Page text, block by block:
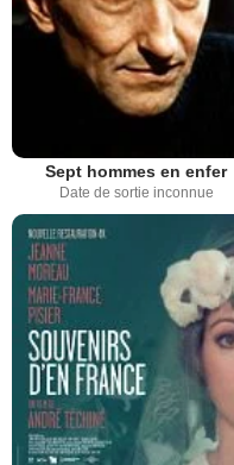
Sept hommes en enfer
Date de sortie inconnue